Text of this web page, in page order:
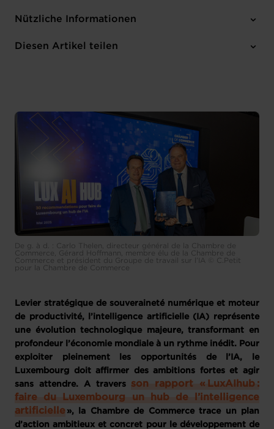
Nützliche Informationen
Diesen Artikel teilen
De g. à d. : Carlo Thelen, directeur général de la Chambre de
Commerce, Gérard Hoffmann, membre élu de la Chambre de
Commerce et président du Groupe de travail sur l’IA © C.Petit
pour la Chambre de Commerce
Levier stratégique de souveraineté numérique et moteur
de productivité, l’intelligence artificielle (IA) représente
une évolution technologique majeure, transformant en
profondeur l’économie mondiale à un rythme inédit. Pour
exploiter pleinement les opportunités de l’IA, le
Luxembourg doit affirmer des ambitions fortes et agir
sans attendre. A traversson rapport « LuxAIhub :
faire du Luxembourg un hub de l’intelligence
artificielle », la Chambre de Commerce trace un plan
d’action ambitieux et concret pour le développement de